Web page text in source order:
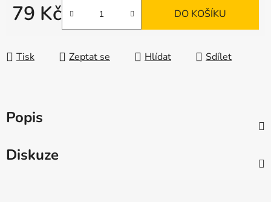
79 Kč
Měrná cena:
DO KOŠÍKU
Tisk Zeptat se Hlídat Sdílet
Popis
Diskuze